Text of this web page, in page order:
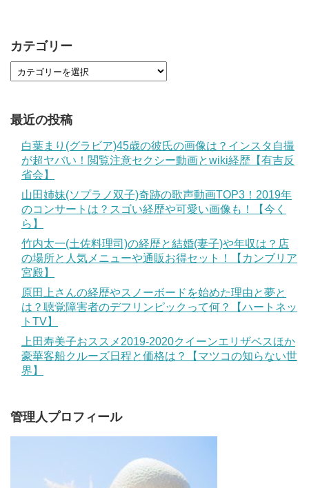
カテゴリー
最近の投稿
白葉まり(グラビア)45歳の彼氏の画像は？インスタ自撮
が超ヤバい！閲覧注意セクシー動画とwiki経歴【有吉反
省会】
山田姉妹(ソプラノ双子)奇跡の歌声動画TOP3！2019年
のコンサートは？スゴい経歴や可愛い画像も！【今く
ら】
竹内太一(土佐料理司)の経歴と結婚(妻子)や年収は？店
の場所と人気メニューや通販お得セット！【カンブリア
宮殿】
原田上さんの経歴やスノーボードを始めた理由と夢と
は？聴覚障害者のデフリンピックって何？【ハートネッ
トTV】
上田寿美子おススメ2019-2020クイーンエリザベスほか
豪華客船クルーズ日程と価格は？【マツコの知らない世
界】
管理人プロフィール